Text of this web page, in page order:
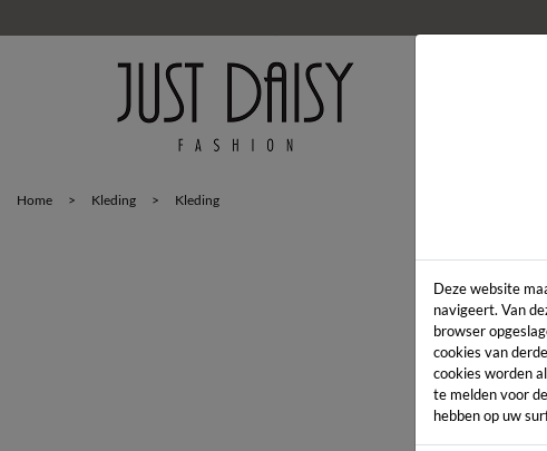
Home > Kleding > Kleding
Deze website
navigeert. Van
browser
cookies van
cookies worden
te melden voor
hebben op uw